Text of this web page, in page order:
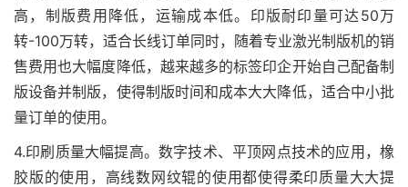
高，制版费用降低，运输成本低。印版耐印量可达50万
转-100万转，适合长线订单同时，随着专业激光制版机的销
售费用也大幅度降低，越来越多的标签印企开始自己配备制
版设备并制版，使得制版时间和成本大大降低，适合中小批
量订单的使用。
4.印刷质量大幅提高。数字技术、平顶网点技术的应用，橡
胶版的使用，高线数网纹辊的使用都使得柔印质量大大提